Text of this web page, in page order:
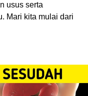
usus serta
Mari kita mulai dari